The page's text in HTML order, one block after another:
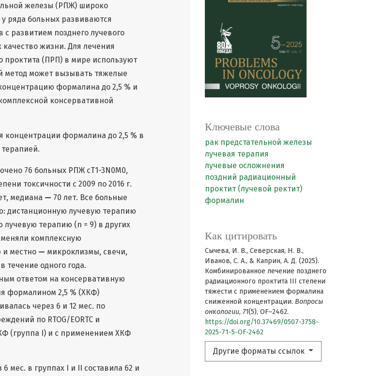
Ключевые слова
рак предстательной железы
лучевая терапия
лучевые осложнения
поздний радиационный
проктит (лучевой ректит)
формалин
Как цитировать
Сычева, И. В., Северская, Н. В.,
Иванов, С. А., & Каприн, А. Д. (2025).
Комбинированное лечение позднего
радиационного проктита III степени
тяжести с применением формалина
сниженной концентрации. Вопросы
онкологии, 71(5), OF–2462.
https://doi.org/10.37469/0507-3758-
2025-71-5-OF-2462
Другие форматы ссылок
железы (РПЖ) широко
ряда больных развиваются
развитием позднего лучевого
жизни. Для лечения
проктита (ПРП) в мире используют
метод может вызывать тяжелые
формалина до 2,5 % и
консервативной
формалина до 2,5 % в
76 больных РПЖ сT1-3N0M0,
токсичности с 2009 по 2016 г.
медиана — 70 лет. Все больные
дистанционную лучевую терапию
лучевую терапию (n = 9) в других
комплексную
и местно — микроклизмы, свечи,
течение одного года.
ответом на консервативную
формалином 2,5 % (ХКФ)
через 6 и 12 мес. по
по RTOG/EORTC и
(группа I) и с применением ХКФ
мес. в группах I и II составила 62 и